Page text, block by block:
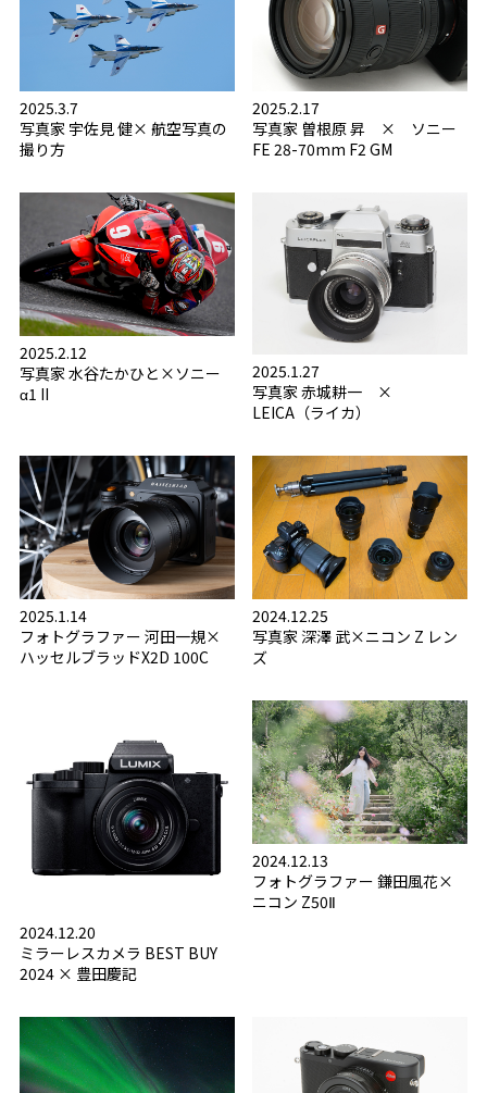
2025.3.7
写真家 宇佐見 健× 航空写真の
撮り方
2025.2.17
写真家 曽根原 昇 × ソニー
FE 28-70mm F2 GM
2025.2.12
写真家 水谷たかひと×ソニー
α1 II
2025.1.27
写真家 赤城耕一 ×
LEICA（ライカ）
2025.1.14
フォトグラファー 河田一規×
ハッセルブラッドX2D 100C
2024.12.25
写真家 深澤 武×ニコン Z レン
ズ
2024.12.20
ミラーレスカメラ BEST BUY
2024 × 豊田慶記
2024.12.13
フォトグラファー 鎌田風花×
ニコン Z50Ⅱ